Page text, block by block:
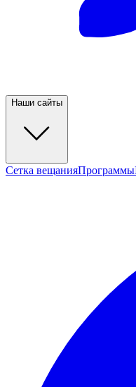
Наши сайты
Сетка вещанияПрограммы